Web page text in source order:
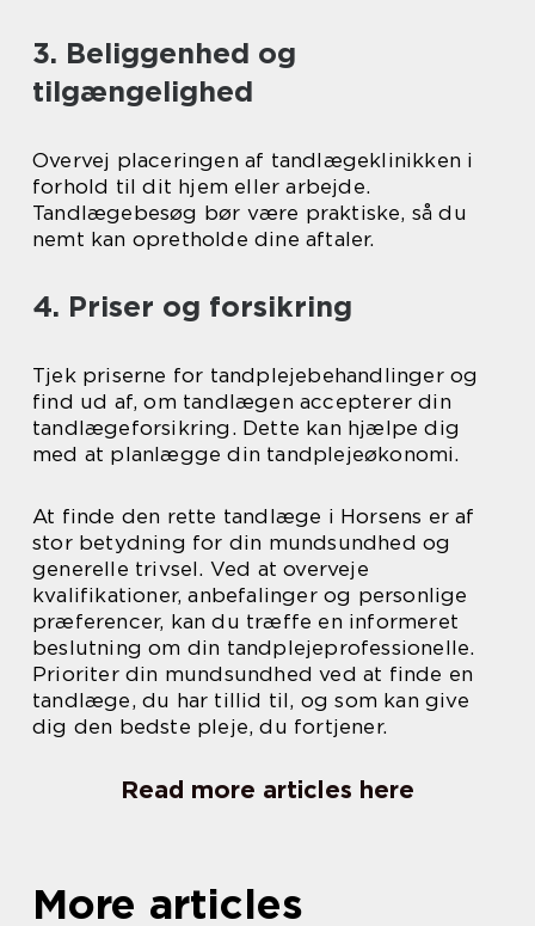
3. Beliggenhed og
tilgængelighed
Overvej placeringen af tandlægeklinikken i
forhold til dit hjem eller arbejde.
Tandlægebesøg bør være praktiske, så du
nemt kan opretholde dine aftaler.
4. Priser og forsikring
Tjek priserne for tandplejebehandlinger og
find ud af, om tandlægen accepterer din
tandlægeforsikring. Dette kan hjælpe dig
med at planlægge din tandplejeøkonomi.
At finde den rette tandlæge i Horsens er af
stor betydning for din mundsundhed og
generelle trivsel. Ved at overveje
kvalifikationer, anbefalinger og personlige
præferencer, kan du træffe en informeret
beslutning om din tandplejeprofessionelle.
Prioriter din mundsundhed ved at finde en
tandlæge, du har tillid til, og som kan give
dig den bedste pleje, du fortjener.
Read more articles here
More articles